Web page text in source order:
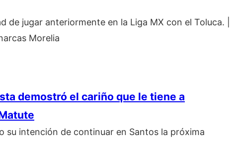
de jugar anteriormente en la Liga MX con el Toluca. |
Morelia
demostró el cariño que le tiene a
su intención de continuar en Santos la próxima